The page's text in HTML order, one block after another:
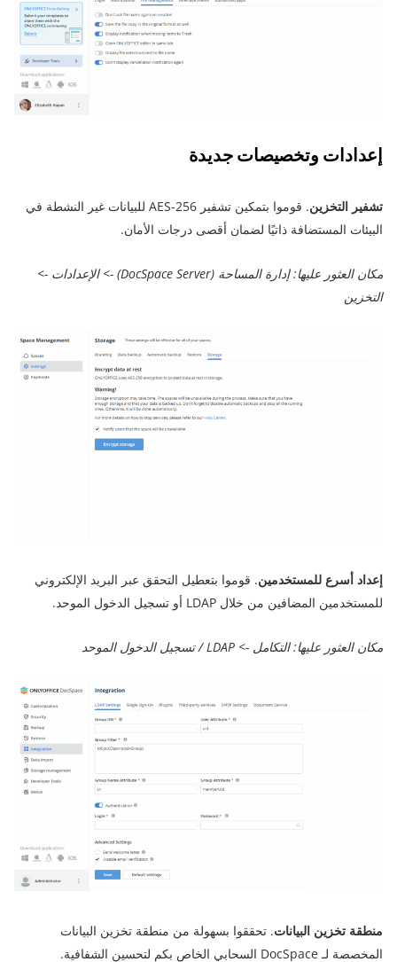
إعدادات وتخصيصات جديدة
تشفير التخزين
. قوموا بتمكين تشفير AES-256 للبيانات غير النشطة في
البيئات المستضافة ذاتيًا لضمان أقصى درجات الأمان.
مكان العثور عليها: إدارة المساحة (DocSpace Server) -> الإعدادات ->
التخزين
إعداد أسرع للمستخدمين. قوموا بتعطيل التحقق عبر البريد الإلكتروني
للمستخدمين المضافين من خلال LDAP أو تسجيل الدخول الموحد.
مكان العثور عليها: التكامل -> LDAP / تسجيل الدخول الموحد
منطقة تخزين البيانات. تحققوا بسهولة من منطقة تخزين البيانات
المخصصة لـ DocSpace السحابي الخاص بكم لتحسين الشفافية.